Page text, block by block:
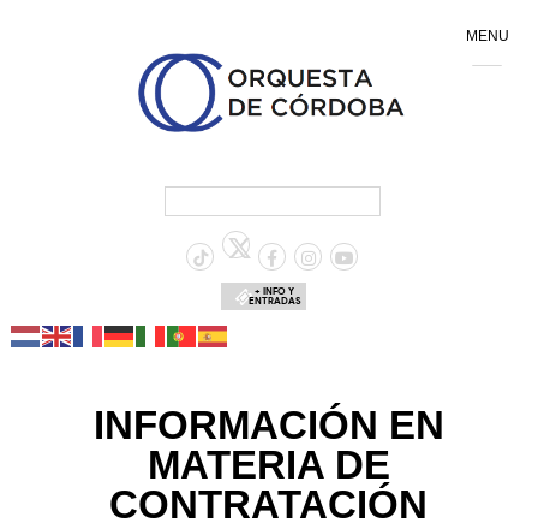
+ INFO Y
ENTRADAS
INFORMACIÓN EN
MATERIA DE
CONTRATACIÓN
MENU